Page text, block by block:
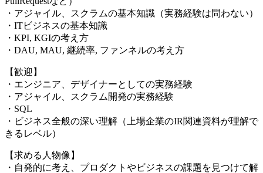
・アジャイル、スクラムの基本知識（実務経験は問わない）
・ITビジネスの基本知識
・KPI, KGIの考え方
・DAU, MAU, 継続率, ファンネルの考え方
【歓迎】
・エンジニア、デザイナーとしての実務経験
・アジャイル、スクラム開発の実務経験
・SQL
・ビジネス全般の深い理解（上場企業のIR関連資料が理解で
きるレベル）
【求める人物像】
・自発的に考え、プロダクトやビジネスの課題を見つけて解